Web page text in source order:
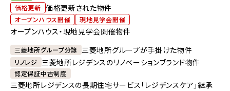
価格更新 価格更新された物件
オープンハウス開催 現地見学会開催
オープンハウス・現地見学会開催物件
三菱地所グループ分譲 三菱地所グループが手掛けた物件
リノレジ 三菱地所レジデンスのリノベーションブランド物件
認定保証中古制度
三菱地所レジデンスの長期住宅サービス「レジデンスケア」継承